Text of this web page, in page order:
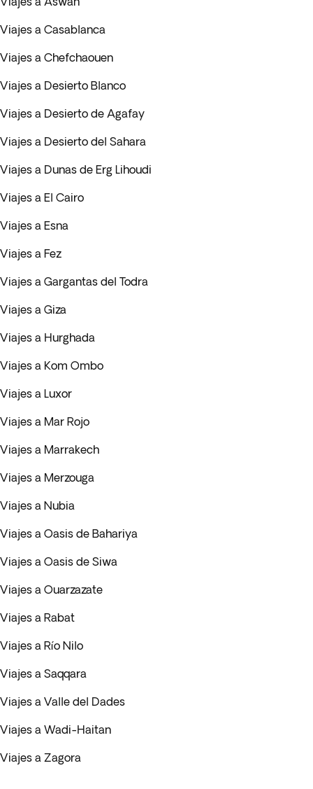
Viajes a Casablanca
Viajes a Chefchaouen
Viajes a Desierto Blanco
Viajes a Desierto de Agafay
Viajes a Desierto del Sahara
Viajes a Dunas de Erg Lihoudi
Viajes a El Cairo
Viajes a Esna
Viajes a Fez
Viajes a Gargantas del Todra
Viajes a Giza
Viajes a Hurghada
Viajes a Kom Ombo
Viajes a Luxor
Viajes a Mar Rojo
Viajes a Marrakech
Viajes a Merzouga
Viajes a Nubia
Viajes a Oasis de Bahariya
Viajes a Oasis de Siwa
Viajes a Ouarzazate
Viajes a Rabat
Viajes a Río Nilo
Viajes a Saqqara
Viajes a Valle del Dades
Viajes a Wadi-Haitan
Viajes a Zagora